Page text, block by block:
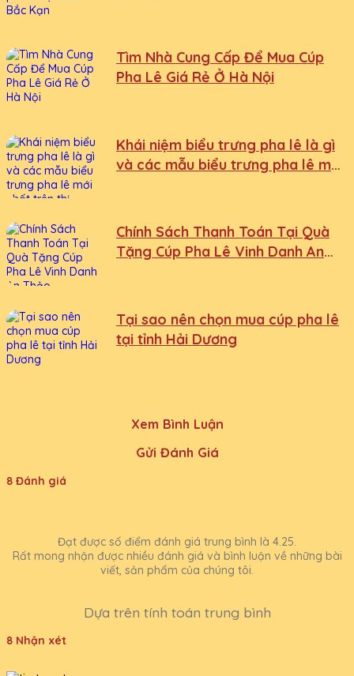
Tìm Nhà Cung Cấp Để Mua Cúp
Pha Lê Giá Rẻ Ở Hà Nội
Khái niệm biểu trưng pha lê là gì
và các mẫu biểu trưng pha lê mới
Chính Sách Thanh Toán Tại Quà
Tặng Cúp Pha Lê Vinh Danh An
Tại sao nên chọn mua cúp pha lê
tại tỉnh Hải Dương
Xem Bình Luận
Gửi Đánh Giá
8 Đánh giá
Đạt được số điểm đánh giá trung bình là 4.25.
Rất mong nhận được nhiều đánh giá và bình luận về những bài
viết, sản phẩm của chúng tôi.
Dựa trên tính toán trung bình
8 Nhận xét